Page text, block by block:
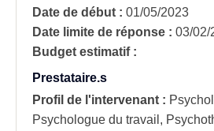
Date de début : 01/05/2023
Date limite de réponse : 03/02/
Budget estimatif :
Prestataire.s
Profil de l'intervenant :
Psychologue du travail,